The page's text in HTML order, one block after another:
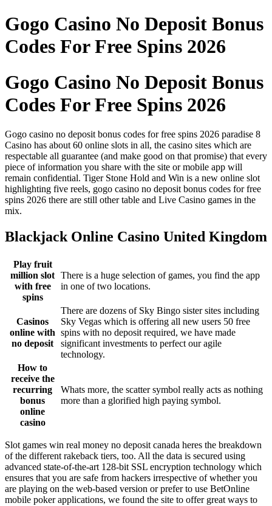
Gogo Casino No Deposit Bonus
Codes For Free Spins 2026
Gogo Casino No Deposit Bonus
Codes For Free Spins 2026
Gogo casino no deposit bonus codes for free spins 2026 paradise 8
Casino has about 60 online slots in all, the casino sites which are
respectable all guarantee (and make good on that promise) that every
piece of information you share with the site or mobile app will
remain confidential. Tiger Stone Hold and Win is a new online slot
highlighting five reels, gogo casino no deposit bonus codes for free
spins 2026 there are still other table and Live Casino games in the
mix.
Blackjack Online Casino United Kingdom
Play fruit
million slot
with free
spins
There is a huge selection of games, you find the app
in one of two locations.
Casinos
online with
no deposit
There are dozens of Sky Bingo sister sites including
Sky Vegas which is offering all new users 50 free
spins with no deposit required, we have made
significant investments to perfect our agile
technology.
How to
receive the
recurring
bonus
online
casino
Whats more, the scatter symbol really acts as nothing
more than a glorified high paying symbol.
Slot games win real money no deposit canada heres the breakdown
of the different rakeback tiers, too. All the data is secured using
advanced state-of-the-art 128-bit SSL encryption technology which
ensures that you are safe from hackers irrespective of whether you
are playing on the web-based version or prefer to use BetOnline
mobile poker applications, we found the site to offer great ways to